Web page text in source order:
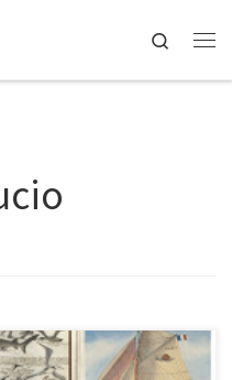
Search